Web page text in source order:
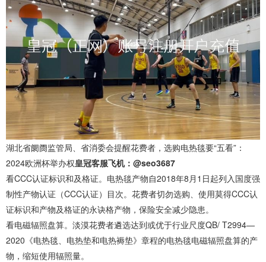
湖北省阛阓监管局、省消委会提醒花费者，选购电热毯要“五看”：
2024欧洲杯举办权皇冠客服飞机：@seo3687
看CCC认证标识和及格证。电热毯产物自2018年8月1日起列入国度强
制性产物认证（CCC认证）目次。花费者切勿选购、使用莫得CCC认
证标识和产物及格证的永诀格产物，保险安全减少隐患。
看电磁辐照盘算。淡漠花费者遴选达到或优于行业尺度QB/ T2994—
2020《电热毯、电热垫和电热褥垫》章程的电热毯电磁辐照盘算的产
物，缩短使用辐照量。